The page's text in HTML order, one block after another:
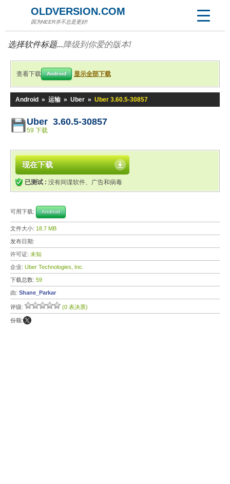
OLDVERSION.COM
因为NEER并不总是更好!
选择软件标题...降级到你爱的版本!
查看下载 Android 显示全部下载
Android » 运输 » Uber » Uber 3.60.5-30857
Uber 3.60.5-30857
59 下载
现在下载
已测试 : 没有间谍软件、广告和病毒
可用下载: Android
文件大小: 18.7 MB
发布日期:
许可证: 未知
企业: Uber Technologies, Inc.
下载总数: 59
由: Shane_Parkar
评级: (0 表决票)
份额: